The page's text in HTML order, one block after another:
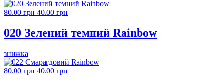
80.00 грн 40.00 грн
020 Зелений темний Rainbow
знижка
80.00 грн 40.00 грн